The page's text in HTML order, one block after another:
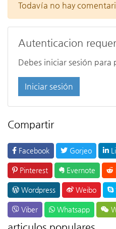
Todavía no hay
Autenticacion
Debes iniciar sesión
Iniciar sesión
Compartir
Facebook Gorjeo
Pinterest Evernote
Wordpress Weibo
Viber Whatsapp